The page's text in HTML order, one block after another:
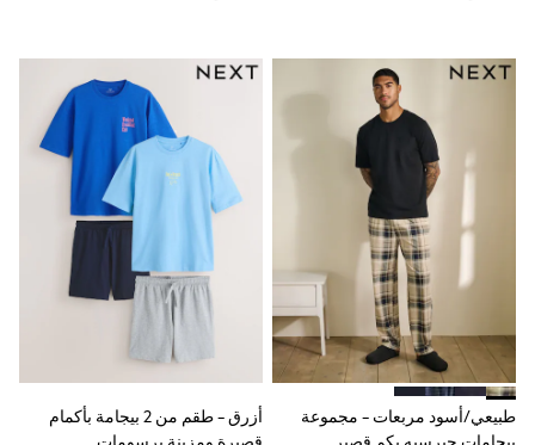
Coats & Jackets
Bags
Polo Shirts
Blue
Black
White
Grey
Green
Red
All Branded Schoolwear
adidas
Nike
Baker by Ted Baker
Hype
Kickers
Clarks
Trutex
طبيعي/أسود مربعات - مجموعة
أزرق - طقم من 2 بيجامة بأكمام